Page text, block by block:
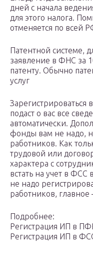
дней с начала
для этого налога.
отменяется по всей
Патентной системе,
заявление в ФНС за
патенту. Обычно
услуг
подаст о вас все
автоматически.
фонды вам не надо,
работников. Как
трудовой или
характера с
встать на учет в ФСС
не надо
работников,
Подробнее:
Регистрация ИП в
Регистрация ИП в